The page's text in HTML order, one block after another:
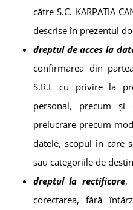
cătreS.C. KARPATIA
descrise în prezentul
dreptul de acces la
confirmarea din
S.R.L cu privire la
personal, precum
prelucrare precum
datele, scopul în care
sau categoriile de
dreptul la rectificare,
corectarea, fără